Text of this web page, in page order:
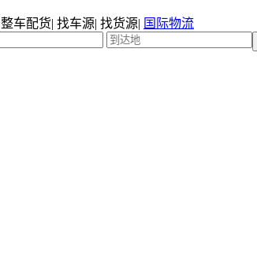
整车配货| 找车源| 找货源| 国际物流